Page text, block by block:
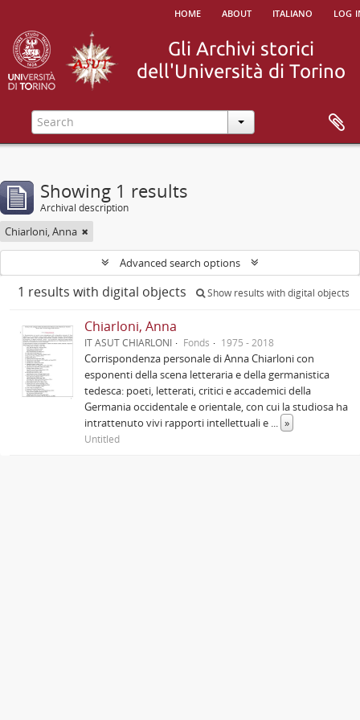
home about italiano log
Showing 1 results
Archival description
Chiarloni, Anna
Advanced search options
1 results with digital objects Show results with digital objects
Chiarloni, Anna
IT ASUT CHIARLONI Fonds 1975 - 2018
Corrispondenza personale di Anna Chiarloni con
esponenti della scena letteraria e della germanistica
tedesca: poeti, letterati, critici e accademici della
Germania occidentale e orientale, con cui la studiosa ha
intrattenuto vivi rapporti intellettuali e ... »
Untitled